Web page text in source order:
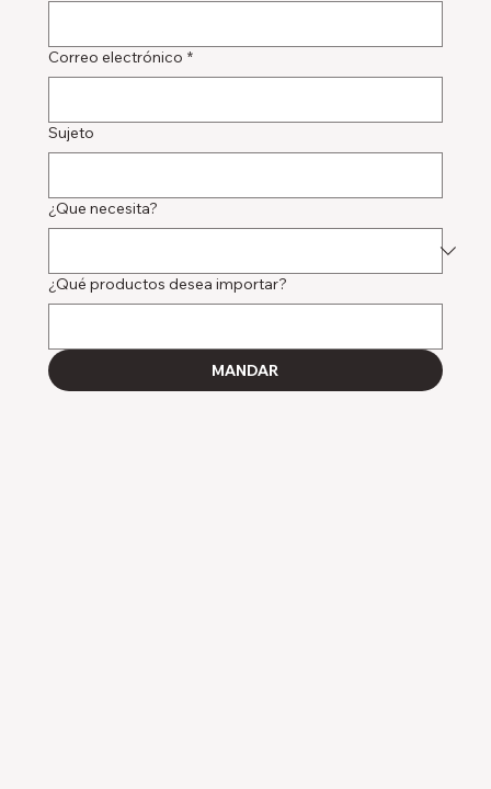
Correo electrónico *
Sujeto
¿Que necesita?
¿Qué productos desea importar?
MANDAR